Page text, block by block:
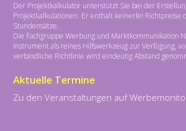
Der Projektkalkulator unterstützt Sie bei der
Projektkalkulationen. Er enthält keinerlei Richtpreise
Stundensätze.
Die Fachgruppe Werbung und Marktkommunikation
Instrument als reines Hilfswerkzeug zur Verfügung,
verbindliche Richtlinie wird eindeutig Abstand
Aktuelle Termine
Zu den Veranstaltungen auf